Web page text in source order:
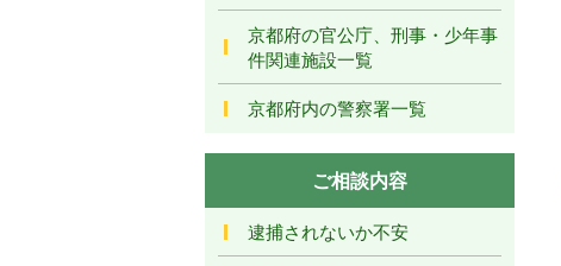
京都府の官公庁、刑事・少年事
件関連施設一覧
京都府内の警察署一覧
ご相談内容
逮捕されないか不安